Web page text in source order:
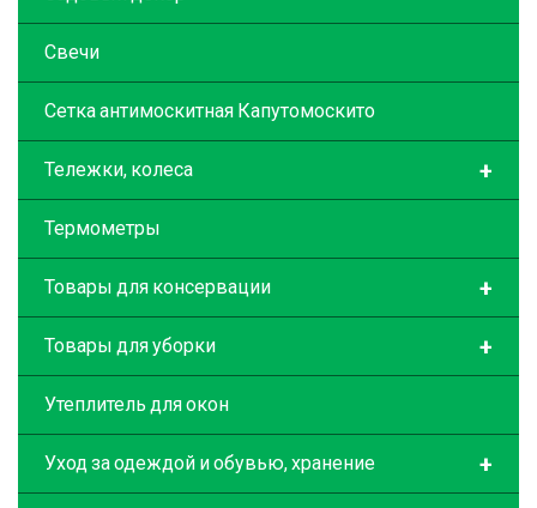
Свечи
Сетка антимоскитная Капутомоскито
+
Тележки, колеса
Термометры
+
Товары для консервации
+
Товары для уборки
Утеплитель для окон
+
Уход за одеждой и обувью, хранение